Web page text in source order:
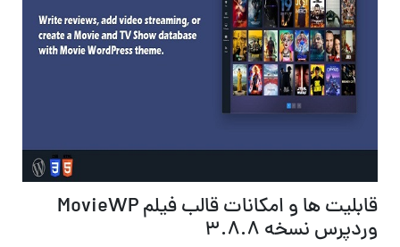
قابلیت ها و امکانات قالب فیلم MovieWP
وردپرس نسخه 3.8.8